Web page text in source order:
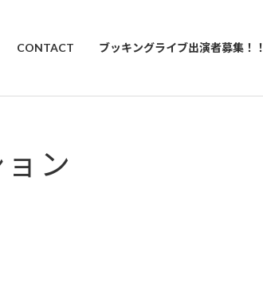
CONTACT ブッキングライブ出演者募集！！
ン